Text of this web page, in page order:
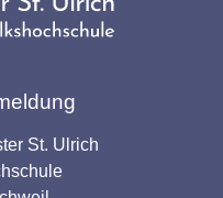
St. Ulrich